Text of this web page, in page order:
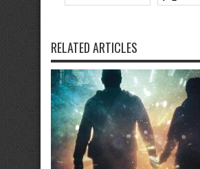
RELATED ARTICLES